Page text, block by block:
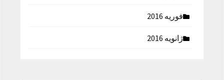
فوریه 2016
ژانویه 2016